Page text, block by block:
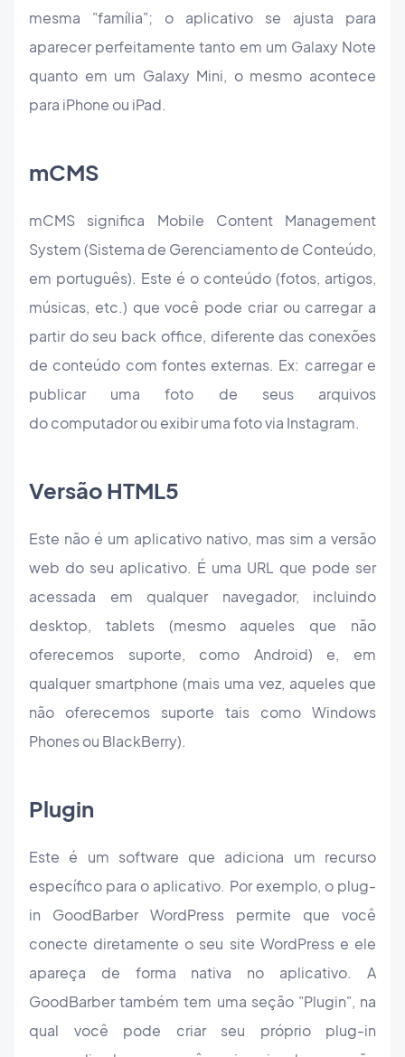
mesma "família"; o aplicativo se ajusta para
aparecer perfeitamente tanto em um Galaxy Note
quanto em um Galaxy Mini, o mesmo acontece
para iPhone ou iPad.
mCMS
mCMS significa Mobile Content Management
System (Sistema de Gerenciamento de Conteúdo,
em português). Este é o conteúdo (fotos, artigos,
músicas, etc.) que você pode criar ou carregar a
partir do seu back office, diferente das conexões
de conteúdo com fontes externas. Ex: carregar e
publicar uma foto de seus arquivos
do computador ou exibir uma foto via Instagram.
Versão HTML5
Este não é um aplicativo nativo, mas sim a versão
web do seu aplicativo. É uma URL que pode ser
acessada em qualquer navegador, incluindo
desktop, tablets (mesmo aqueles que não
oferecemos suporte, como Android) e, em
qualquer smartphone (mais uma vez, aqueles que
não oferecemos suporte tais como Windows
Phones ou BlackBerry).
Plugin
Este é um software que adiciona um recurso
específico para o aplicativo. Por exemplo, o plug-
in GoodBarber WordPress permite que você
conecte diretamente o seu site WordPress e ele
apareça de forma nativa no aplicativo. A
GoodBarber também tem uma seção "Plugin", na
qual você pode criar seu próprio plug-in